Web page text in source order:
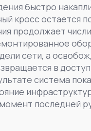
быстро
кросс остается
продолжает
сети, а
в
система
последней